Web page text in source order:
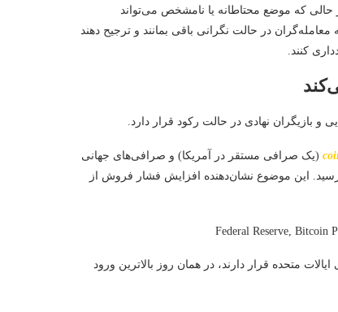
که موضع محتاطانه یا نامشخص می‌تواند
در حالت نگرانی باقی بمانند و ترجیح دهند
کنند.
و بازیگران نهادی در حالت رکود قرار دارد.
(یک صرافی مستقر در آمریکا) و صرافی‌های جهانی
این موضوع نشان‌دهنده افزایش فشار فروش از
متحده قرار دارند، در همان روز بالاترین ورود